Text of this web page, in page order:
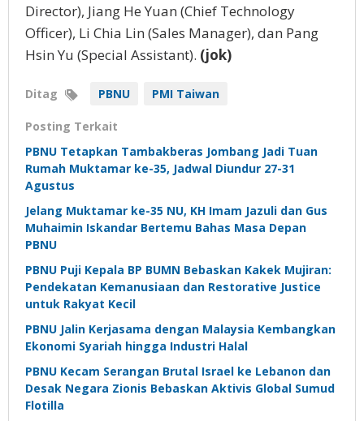
Director), Jiang He Yuan (Chief Technology
Officer), Li Chia Lin (Sales Manager), dan Pang
Hsin Yu (Special Assistant). (jok)
Ditag PBNU PMI Taiwan
Posting Terkait
PBNU Tetapkan Tambakberas Jombang Jadi Tuan
Rumah Muktamar ke-35, Jadwal Diundur 27-31
Agustus
Jelang Muktamar ke-35 NU, KH Imam Jazuli dan Gus
Muhaimin Iskandar Bertemu Bahas Masa Depan
PBNU
PBNU Puji Kepala BP BUMN Bebaskan Kakek Mujiran:
Pendekatan Kemanusiaan dan Restorative Justice
untuk Rakyat Kecil
PBNU Jalin Kerjasama dengan Malaysia Kembangkan
Ekonomi Syariah hingga Industri Halal
PBNU Kecam Serangan Brutal Israel ke Lebanon dan
Desak Negara Zionis Bebaskan Aktivis Global Sumud
Flotilla